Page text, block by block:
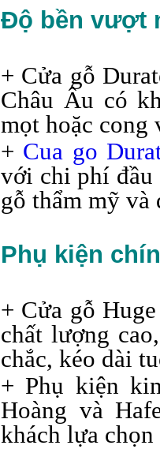
Độ bền vượt
+ Cửa gỗ
Châu Âu có
mọt hoặc cong
+ Cua go
với chi phí đầu
gỗ thẩm mỹ
Phụ kiện
+ Cửa gỗ
chất lượng
chắc, kéo dài
+ Phụ kiện
Hoàng và
khách lựa chọn